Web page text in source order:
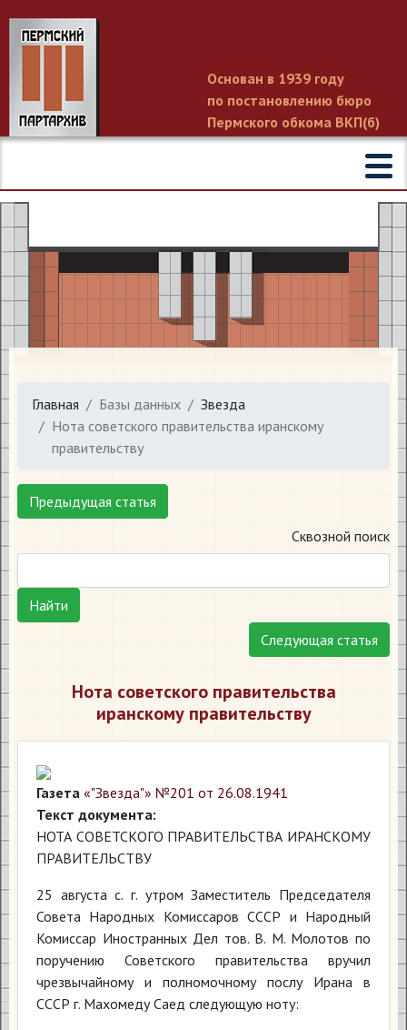
Основан в 1939 году
по постановлению бюро
Пермского обкома ВКП(б)
Главная Базы данных
Звезда
Нота советского правительства иранскому
правительству
Предыдущая статья
Сквозной поиск
Найти
Следующая статья
Нота советского правительства
иранскому правительству
Газета «"Звезда"» №201 от 26.08.1941
Текст документа:
НОТА СОВЕТСКОГО ПРАВИТЕЛЬСТВА ИРАНСКОМУ
ПРАВИТЕЛЬСТВУ
25 августа с. г. утром Заместитель Председателя
Совета Народных Комиссаров СССР и Народный
Комиссар Иностранных Дел тов. В. М. Молотов по
поручению Советского правительства вручил
чрезвычайному и полномочному послу Ирана в
СССР г. Махомеду Саед следующую ноту: